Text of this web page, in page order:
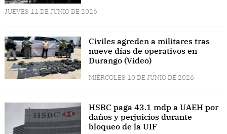
JUEVES 11 DE JUNIO DE 2026
Civiles agreden a militares tras
nueve días de operativos en
Durango (Video)
MIÉRCOLES 10 DE JUNIO DE 2026
HSBC paga 43.1 mdp a UAEH por
daños y perjuicios durante
bloqueo de la UIF